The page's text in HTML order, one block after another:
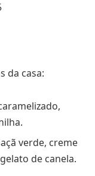
da casa:
verde, creme
de canela.